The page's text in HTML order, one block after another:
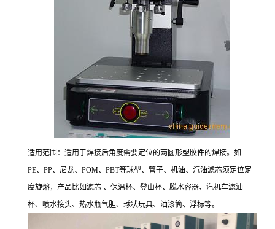
适用范围：适用于焊接后角度需要定位的两圆形塑胶件的焊接。如
PE、PP、尼龙、POM、PBT等球型、管子、机油、汽油滤芯须定位定
度旋熔，产品比如滤芯 、保温杯、登山杯、脱水容器、汽机车滤油
杯、喷水接头、热水瓶气胆、球状玩具、油漆筒、浮标等。